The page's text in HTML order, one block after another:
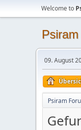
Welcome to
09. August
Psiram